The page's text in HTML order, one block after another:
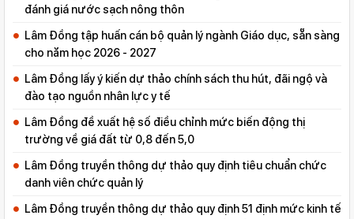
đánh giá nước sạch nông thôn
Lâm Đồng tập huấn cán bộ quản lý ngành Giáo dục, sẵn sàng
cho năm học 2026 - 2027
Lâm Đồng lấy ý kiến dự thảo chính sách thu hút, đãi ngộ và
đào tạo nguồn nhân lực y tế
Lâm Đồng đề xuất hệ số điều chỉnh mức biến động thị
trường về giá đất từ 0,8 đến 5,0
Lâm Đồng truyền thông dự thảo quy định tiêu chuẩn chức
danh viên chức quản lý
Lâm Đồng truyền thông dự thảo quy định 51 định mức kinh tế